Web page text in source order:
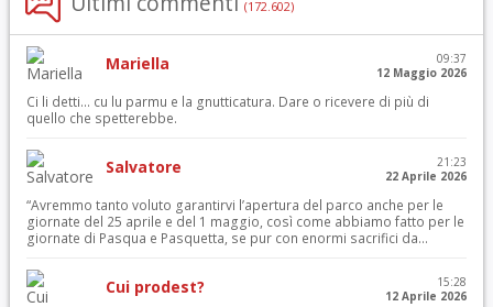
(172.602)
Mariella
09:37
12 Maggio 2026
Ci li detti… cu lu parmu e la gnutticatura. Dare o ricevere di più di
quello che spetterebbe.
Salvatore
21:23
22 Aprile 2026
“Avremmo tanto voluto garantirvi l’apertura del parco anche per le
giornate del 25 aprile e del 1 maggio, così come abbiamo fatto per le
giornate di Pasqua e Pasquetta, se pur con enormi sacrifici da...
Cui prodest?
15:28
12 Aprile 2026